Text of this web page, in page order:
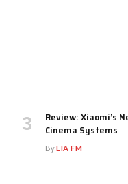
Review: Xiaomi’s
Cinema Systems
ByLIA FM